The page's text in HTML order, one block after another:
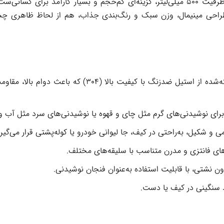
مینیمال، وزن سبک و رنگ‌بندی جذاب، هم از لحاظ ظاهری
ساخته‌شده از استیل ضدزنگ با کیفیت بالا
نوشیدنی‌های گرم مثل چای و قهوه یا نوشیدنی‌های سرد مثل
و شکیل، به‌راحتی در کیف، جا لیوانی خودرو یا کوله‌پشتی قرار
فانتزی و مدرن متناسب با سلیقه‌های مختلف.
نشتی، با قابلیت استفاده به‌عنوان فنجان نوشیدنی.
در کیف یا دست.